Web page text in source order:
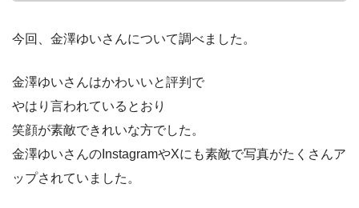
今回、金澤ゆいさんについて調べました。
金澤ゆいさんはかわいいと評判で
やはり言われているとおり
笑顔が素敵できれいな方でした。
金澤ゆいさんのInstagramやXにも素敵で写真がたくさんア
ップされていました。